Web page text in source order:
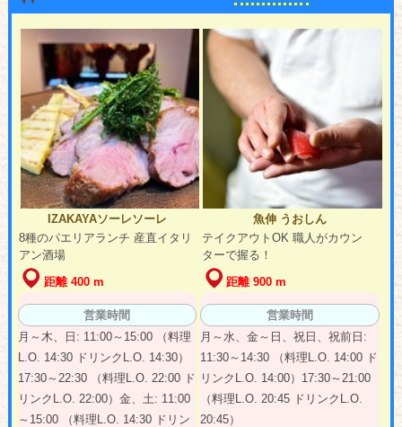
IZAKAYAソーレソーレ
8種のパエリアランチ 産直イタリ
アン酒場
距離 400 m
営業時間
月～木、日: 11:00～15:00 （料理
L.O. 14:30 ドリンクL.O. 14:30）
17:30～22:30 （料理L.O. 22:00 ド
リンクL.O. 22:00）金、土: 11:00
～15:00 （料理L.O. 14:30 ドリン
魚伸 うおしん
テイクアウトOK 職人がカウン
ターで握る！
距離 900 m
営業時間
月～水、金～日、祝日、祝前日:
11:30～14:30 （料理L.O. 14:00 ド
リンクL.O. 14:00）17:30～21:00
（料理L.O. 20:45 ドリンクL.O.
20:45）